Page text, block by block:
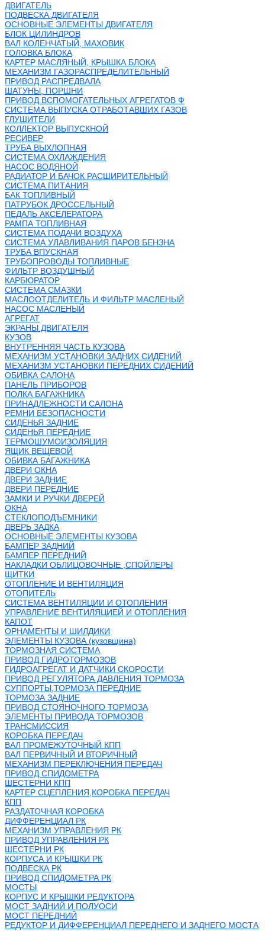
ДВИГАТЕЛЬ
ПОДВЕСКА ДВИГАТЕЛЯ
ОСНОВНЫЕ ЭЛЕМЕНТЫ ДВИГАТЕЛЯ
БЛОК ЦИЛИНДРОВ
ВАЛ КОЛЕНЧАТЫЙ, МАХОВИК
ГОЛОВКА БЛОКА
КАРТЕР МАСЛЯНЫЙ, КРЫШКА БЛОКА
МЕХАНИЗМ ГАЗОРАСПРЕДЕЛИТЕЛЬНЫЙ
ПРИВОД РАСПРЕДВАЛА
ШАТУНЫ, ПОРШНИ
ПРИВОД ВСПОМОГАТЕЛЬНЫХ АГРЕГАТОВ Ф
СИСТЕМА ВЫПУСКА ОТРАБОТАВШИХ ГАЗОВ
ГЛУШИТЕЛИ
КОЛЛЕКТОР ВЫПУСКНОЙ
РЕСИВЕР
ТРУБА ВЫХЛОПНАЯ
СИСТЕМА ОХЛАЖДЕНИЯ
НАСОС ВОДЯНОЙ
РАДИАТОР И БАЧОК РАСШИРИТЕЛЬНЫЙ
СИСТЕМА ПИТАНИЯ
БАК ТОПЛИВНЫЙ
ПАТРУБОК ДРОССЕЛЬНЫЙ
ПЕДАЛЬ АКСЕЛЕРАТОРА
РАМПА ТОПЛИВНАЯ
СИСТЕМА ПОДАЧИ ВОЗДУХА
СИСТЕМА УЛАВЛИВАНИЯ ПАРОВ БЕНЗНА
ТРУБА ВПУСКНАЯ
ТРУБОПРОВОДЫ ТОПЛИВНЫЕ
ФИЛЬТР ВОЗДУШНЫЙ
КАРБЮРАТОР
СИСТЕМА СМАЗКИ
МАСЛООТДЕЛИТЕЛЬ И ФИЛЬТР МАСЛЕНЫЙ
НАСОС МАСЛЕНЫЙ
АГРЕГАТ
ЭКРАНЫ ДВИГАТЕЛЯ
КУЗОВ
ВНУТРЕННЯЯ ЧАСТЬ КУЗОВА
МЕХАНИЗМ УСТАНОВКИ ЗАДНИХ СИДЕНИЙ
МЕХАНИЗМ УСТАНОВКИ ПЕРЕДНИХ СИДЕНИЙ
ОБИВКА САЛОНА
ПАНЕЛЬ ПРИБОРОВ
ПОЛКА БАГАЖНИКА
ПРИНАДЛЕЖНОСТИ САЛОНА
РЕМНИ БЕЗОПАСНОСТИ
СИДЕНЬЯ ЗАДНИЕ
СИДЕНЬЯ ПЕРЕДНИЕ
ТЕРМОШУМОИЗОЛЯЦИЯ
ЯЩИК ВЕЩЕВОЙ
ОБИВКА БАГАЖНИКА
ДВЕРИ ОКНА
ДВЕРИ ЗАДНИЕ
ДВЕРИ ПЕРЕДНИЕ
ЗАМКИ И РУЧКИ ДВЕРЕЙ
ОКНА
СТЕКЛОПОДЪЕМНИКИ
ДВЕРЬ ЗАДКА
ОСНОВНЫЕ ЭЛЕМЕНТЫ КУЗОВА
БАМПЕР ЗАДНИЙ
БАМПЕР ПЕРЕДНИЙ
НАКЛАДКИ ОБЛИЦОВОЧНЫЕ ,СПОЙЛЕРЫ
ЩИТКИ
ОТОПЛЕНИЕ И ВЕНТИЛЯЦИЯ
ОТОПИТЕЛЬ
СИСТЕМА ВЕНТИЛЯЦИИ И ОТОПЛЕНИЯ
УПРАВЛЕНИЕ ВЕНТИЛЯЦИЕЙ И ОТОПЛЕНИЯ
КАПОТ
ОРНАМЕНТЫ И ШИЛДИКИ
ЭЛЕМЕНТЫ КУЗОВА (кузовщина)
ТОРМОЗНАЯ СИСТЕМА
ПРИВОД ГИДРОТОРМОЗОВ
ГИДРОАГРЕГАТ И ДАТЧИКИ СКОРОСТИ
ПРИВОД РЕГУЛЯТОРА ДАВЛЕНИЯ ТОРМОЗА
СУППОРТЫ,ТОРМОЗА ПЕРЕДНИЕ
ТОРМОЗА ЗАДНИЕ
ПРИВОД СТОЯНОЧНОГО ТОРМОЗА
ЭЛЕМЕНТЫ ПРИВОДА ТОРМОЗОВ
ТРАНСМИССИЯ
КОРОБКА ПЕРЕДАЧ
ВАЛ ПРОМЕЖУТОЧНЫЙ КПП
ВАЛ ПЕРВИЧНЫЙ И ВТОРИЧНЫЙ
МЕХАНИЗМ ПЕРЕКЛЮЧЕНИЯ ПЕРЕДАЧ
ПРИВОД СПИДОМЕТРА
ШЕСТЕРНИ КПП
КАРТЕР СЦЕПЛЕНИЯ,КОРОБКА ПЕРЕДАЧ
КПП
РАЗДАТОЧНАЯ КОРОБКА
ДИФФЕРЕНЦИАЛ РК
МЕХАНИЗМ УПРАВЛЕНИЯ РК
ПРИВОД УПРАВЛЕНИЯ РК
ШЕСТЕРНИ РК
КОРПУСА И КРЫШКИ РК
ПОДВЕСКА РК
ПРИВОД СПИДОМЕТРА РК
МОСТЫ
КОРПУС И КРЫШКИ РЕДУКТОРА
МОСТ ЗАДНИЙ И ПОЛУОСИ
МОСТ ПЕРЕДНИЙ
РЕДУКТОР И ДИФФЕРЕНЦИАЛ ПЕРЕДНЕГО И ЗАДНЕГО МОСТА